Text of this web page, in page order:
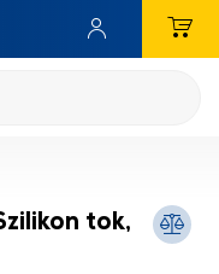
tok,